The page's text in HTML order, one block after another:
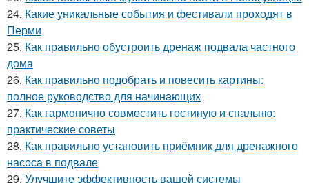
24. Какие уникальные события и фестивали проходят в
Перми
25. Как правильно обустроить дренаж подвала частного
дома
26. Как правильно подобрать и повесить картины:
полное руководство для начинающих
27. Как гармонично совместить гостиную и спальню:
практические советы
28. Как правильно установить приёмник для дренажного
насоса в подвале
29. Улучшите эффективность вашей системы